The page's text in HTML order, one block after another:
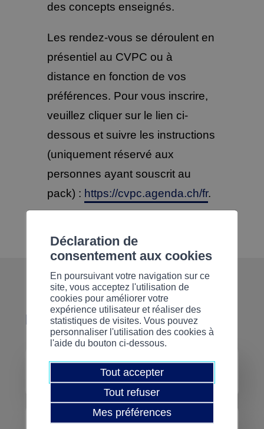
des concepts enseignés.
Les rendez-vous se déroulent en
présentiel au CVPC ou à
distance en fonction de vos
préférences. Pour vous inscrire,
veuillez cliquer sur le lien ci-
dessous et suivre les instructions
(uniquement réservé aux
personnes ayant souscrit au
pack) : https://cvpc.agenda.ch/fr.
Informations
Horaires
À votre rythme
Déclaration de
consentement aux cookies
En poursuivant votre navigation sur ce
site, vous acceptez l'utilisation de
cookies pour améliorer votre
expérience utilisateur et réaliser des
statistiques de visites. Vous pouvez
personnaliser l'utilisation des cookies à
l'aide du bouton ci-dessous.
Tout accepter
Tout refuser
Mes préférences